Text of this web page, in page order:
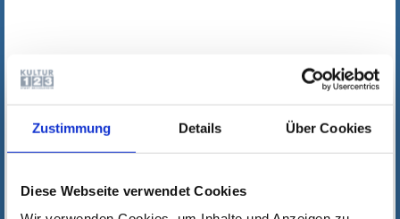
Zustimmung Details Über Cookies
Diese Webseite verwendet Cookies